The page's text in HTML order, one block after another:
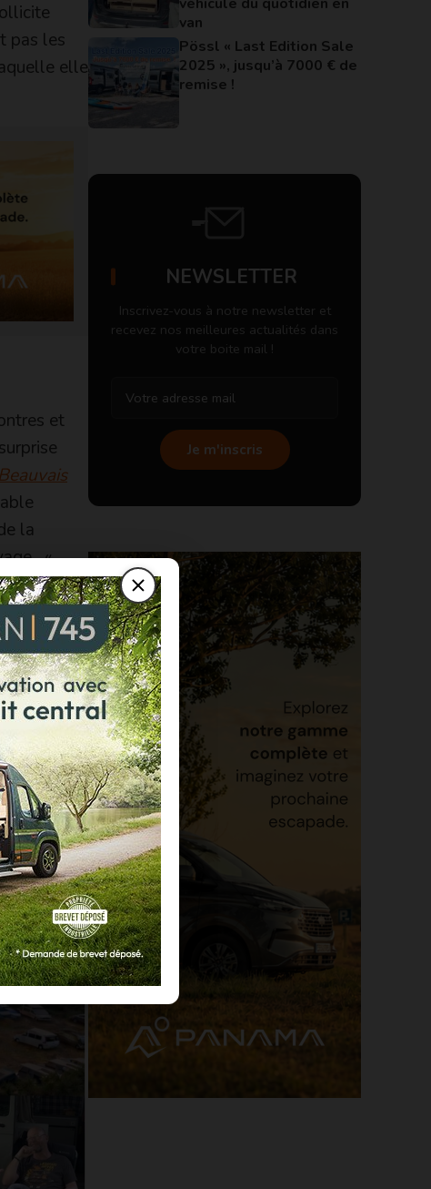
pas les
elle
et
la
«
de
répondent
de ce
van
Pössl « Last Edition Sale
2025 », jusqu’à 7000 € de
remise !
NEWSLETTER
Inscrivez-vous à notre newsletter et
recevez nos meilleures actualités dans
votre boite mail !
Je m'inscris